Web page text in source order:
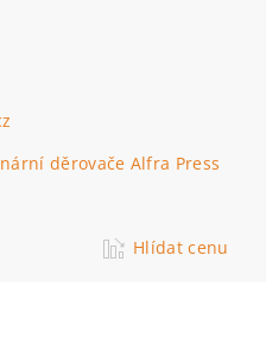
děrovače Alfra Press
Hlídat cenu